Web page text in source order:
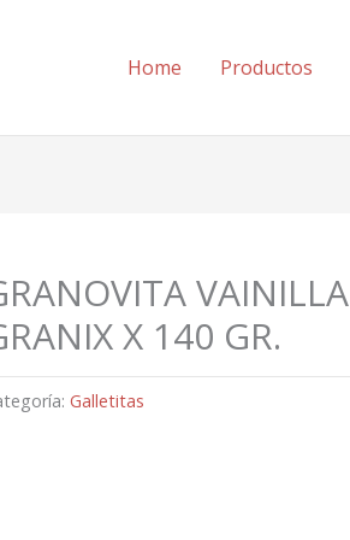
Home Productos
VAINILLA
X 140 GR.
Galletitas